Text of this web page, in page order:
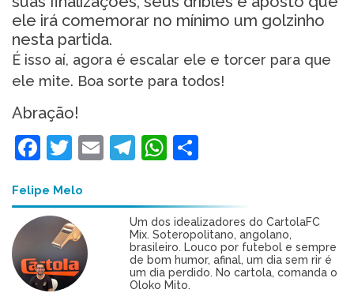
ele irá comemorar no mínimo um golzinho
nesta partida.
É isso aí, agora é escalar ele e torcer para que
ele mite. Boa sorte para todos!
Abração!
Facebook
Twitter
EmailTelegram
WhatsApp
Felipe Melo
Um dos idealizadores do CartolaFC
Mix. Soteropolitano, angolano,
brasileiro. Louco por futebol e sempre
de bom humor, afinal, um dia sem rir é
um dia perdido. No cartola, comanda o
Oloko Mito.